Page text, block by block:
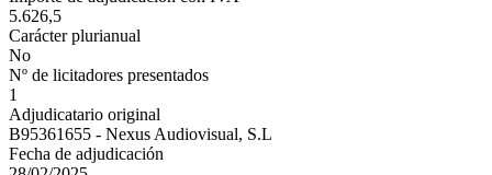
5.626,5
Carácter plurianual
No
Nº de licitadores presentados
1
Adjudicatario original
B95361655 - Nexus Audiovisual, S.L
Fecha de adjudicación